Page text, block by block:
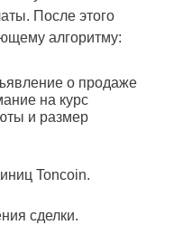
После этого
алгоритму:
о продаже
на курс
и размер
Toncoin.
сделки.